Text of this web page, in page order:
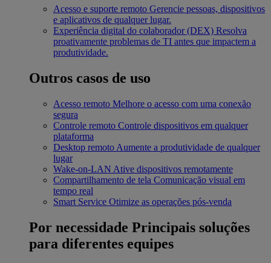
Acesso e suporte remoto Gerencie pessoas, dispositivos
e aplicativos de qualquer lugar.
Experiência digital do colaborador (DEX) Resolva
proativamente problemas de TI antes que impactem a
produtividade.
Outros casos de uso
Acesso remoto Melhore o acesso com uma conexão
segura
Controle remoto Controle dispositivos em qualquer
plataforma
Desktop remoto Aumente a produtividade de qualquer
lugar
Wake-on-LAN Ative dispositivos remotamente
Compartilhamento de tela Comunicação visual em
tempo real
Smart Service Otimize as operações pós-venda
Por necessidade Principais soluções
para diferentes equipes